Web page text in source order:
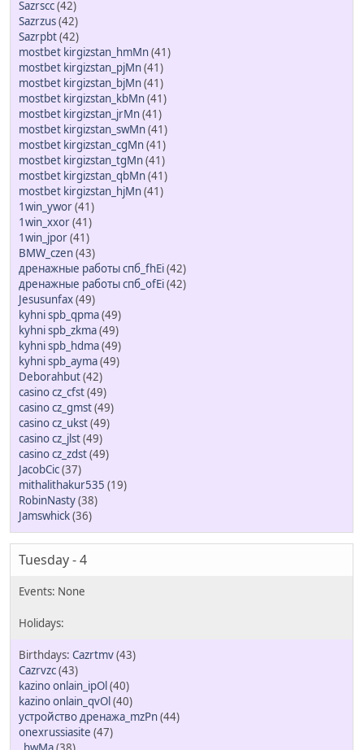
Sazrscc(42)
Sazrzus(42)
Sazrpbt(42)
mostbet kirgizstan_hmMn(41)
mostbet kirgizstan_pjMn(41)
mostbet kirgizstan_bjMn(41)
mostbet kirgizstan_kbMn(41)
mostbet kirgizstan_jrMn(41)
mostbet kirgizstan_swMn(41)
mostbet kirgizstan_cgMn(41)
mostbet kirgizstan_tgMn(41)
mostbet kirgizstan_qbMn(41)
mostbet kirgizstan_hjMn(41)
1win_ywor(41)
1win_xxor(41)
1win_jpor(41)
BMW_czen(43)
дренажные работы спб_fhEi(42)
дренажные работы спб_ofEi(42)
Jesusunfax(49)
kyhni spb_qpma(49)
kyhni spb_zkma(49)
kyhni spb_hdma(49)
kyhni spb_ayma(49)
Deborahbut(42)
casino cz_cfst(49)
casino cz_gmst(49)
casino cz_ukst(49)
casino cz_jlst(49)
casino cz_zdst(49)
JacobCic(37)
mithalithakur535 (19)
RobinNasty(38)
Jamswhick(36)
Tuesday - 4
Cazrtmv(43)
Cazrvzc(43)
kazino onlain_ipOl(40)
kazino onlain_qvOl(40)
устройство дренажа_mzPn(44)
onexrussiasite (47)